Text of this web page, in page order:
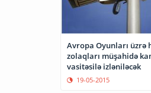
Avropa Oyunları üzrə
zolaqları müşahidə
vasitəsilə izləniləcək
19-05-2015